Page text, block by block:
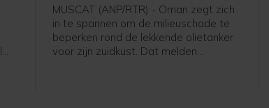
MUSCAT (ANP/RTR) - Oman zegt zich
in te spannen om de milieuschade te
beperken rond de lekkende olietanker
voor zijn zuidkust. Dat melden